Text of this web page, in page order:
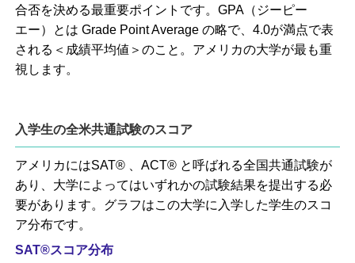
合否を決める最重要ポイントです。GPA（ジーピー
エー）とは Grade Point Average の略で、4.0が満点で表
される＜成績平均値＞のこと。アメリカの大学が最も重
視します。
入学生の全米共通試験のスコア
アメリカにはSAT® 、ACT® と呼ばれる全国共通試験が
あり、大学によってはいずれかの試験結果を提出する必
要があります。グラフはこの大学に入学した学生のスコ
ア分布です。
SAT®スコア分布